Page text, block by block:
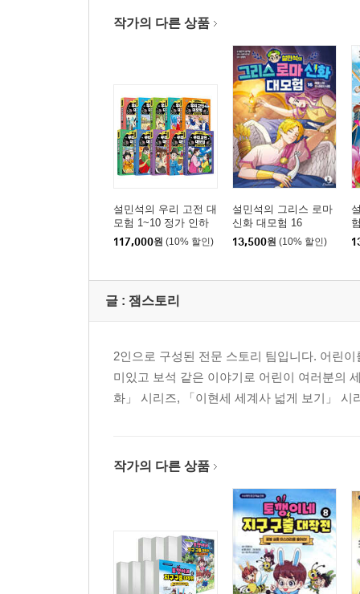
작가의 다른 상품
설민석의 우리 고전 대
모험 1~10 정가 인하
세트
117,000원 (10% 할인)
설민석의 그리스 로마
신화 대모험 16
13,500원 (10% 할인)
글 : 잼스토리
2인으로 구성된 전문 스토리 팀입니다. 어린
미있고 보석 같은 이야기로 어린이 여러분의
화」 시리즈, 「이현세 세계사 넓게 보기」 시
작가의 다른 상품